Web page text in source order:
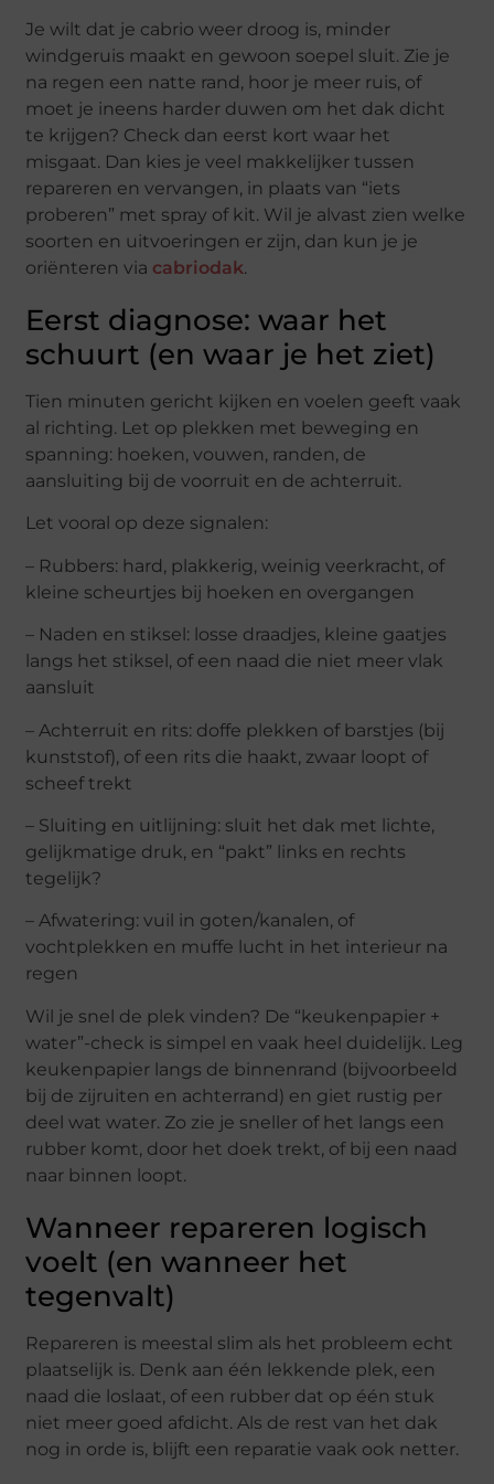
Je wilt dat je cabrio weer droog is, minder
windgeruis maakt en gewoon soepel sluit. Zie je
na regen een natte rand, hoor je meer ruis, of
moet je ineens harder duwen om het dak dicht
te krijgen? Check dan eerst kort waar het
misgaat. Dan kies je veel makkelijker tussen
repareren en vervangen, in plaats van “iets
proberen” met spray of kit. Wil je alvast zien welke
soorten en uitvoeringen er zijn, dan kun je je
oriënteren via cabriodak.
Eerst diagnose: waar het
schuurt (en waar je het ziet)
Tien minuten gericht kijken en voelen geeft vaak
al richting. Let op plekken met beweging en
spanning: hoeken, vouwen, randen, de
aansluiting bij de voorruit en de achterruit.
Let vooral op deze signalen:
– Rubbers: hard, plakkerig, weinig veerkracht, of
kleine scheurtjes bij hoeken en overgangen
– Naden en stiksel: losse draadjes, kleine gaatjes
langs het stiksel, of een naad die niet meer vlak
aansluit
– Achterruit en rits: doffe plekken of barstjes (bij
kunststof), of een rits die haakt, zwaar loopt of
scheef trekt
– Sluiting en uitlijning: sluit het dak met lichte,
gelijkmatige druk, en “pakt” links en rechts
tegelijk?
– Afwatering: vuil in goten/kanalen, of
vochtplekken en muffe lucht in het interieur na
regen
Wil je snel de plek vinden? De “keukenpapier +
water”-check is simpel en vaak heel duidelijk. Leg
keukenpapier langs de binnenrand (bijvoorbeeld
bij de zijruiten en achterrand) en giet rustig per
deel wat water. Zo zie je sneller of het langs een
rubber komt, door het doek trekt, of bij een naad
naar binnen loopt.
Wanneer repareren logisch
voelt (en wanneer het
tegenvalt)
Repareren is meestal slim als het probleem echt
plaatselijk is. Denk aan één lekkende plek, een
naad die loslaat, of een rubber dat op één stuk
niet meer goed afdicht. Als de rest van het dak
nog in orde is, blijft een reparatie vaak ook netter.